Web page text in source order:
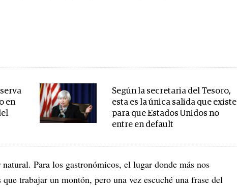
en
Según la secretaria del Tesoro,
esta es la única salida que existe
para que Estados Unidos no
entre en default
Para los gastronómicos, el lugar donde más nos
trabajar un montón, pero una vez escuché una frase del